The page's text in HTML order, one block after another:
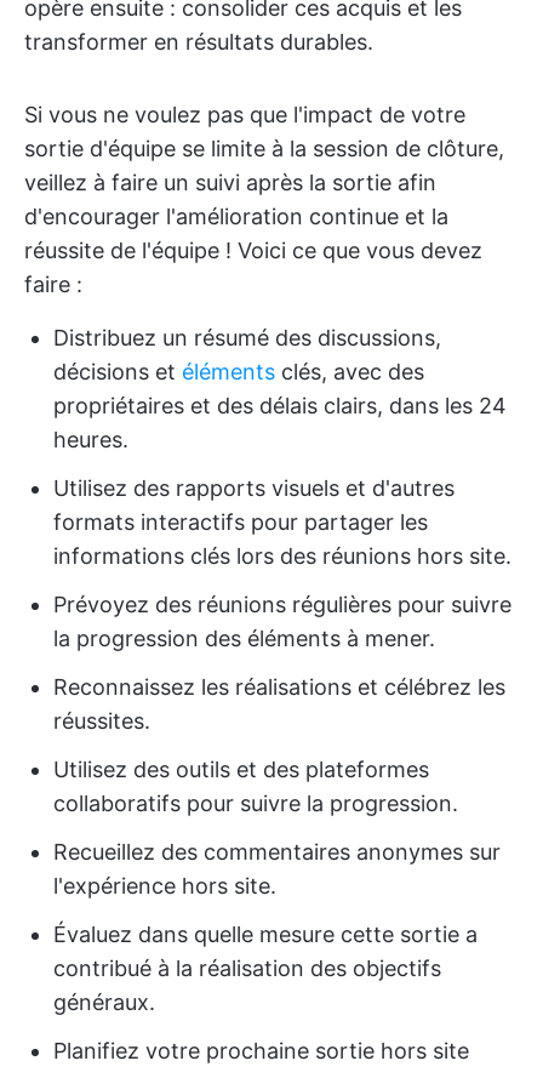
opère ensuite : consolider ces acquis et les
transformer en résultats durables.
Si vous ne voulez pas que l'impact de votre
sortie d'équipe se limite à la session de clôture,
veillez à faire un suivi après la sortie afin
d'encourager l'amélioration continue et la
réussite de l'équipe ! Voici ce que vous devez
faire :
Distribuez un résumé des discussions,
décisions et éléments clés, avec des
propriétaires et des délais clairs, dans les 24
heures.
Utilisez des rapports visuels et d'autres
formats interactifs pour partager les
informations clés lors des réunions hors site.
Prévoyez des réunions régulières pour suivre
la progression des éléments à mener.
Reconnaissez les réalisations et célébrez les
réussites.
Utilisez des outils et des plateformes
collaboratifs pour suivre la progression.
Recueillez des commentaires anonymes sur
l'expérience hors site.
Évaluez dans quelle mesure cette sortie a
contribué à la réalisation des objectifs
généraux.
Planifiez votre prochaine sortie hors site